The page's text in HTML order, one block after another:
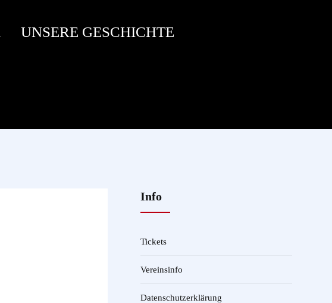
UNSERE GESCHICHTE
Info
Tickets
Vereinsinfo
Datenschutzerklärung